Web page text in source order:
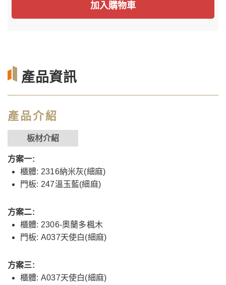
加入購物車
產品資訊
產品介紹
板材介紹
方案一:
櫃體: 2316納米灰(細麻)
門板: 247溫玉藍(細麻)
方案二:
櫃體: 2306-奧蘭多楓木
門板: A037天使白(細麻)
方案三:
櫃體: A037天使白(細麻)